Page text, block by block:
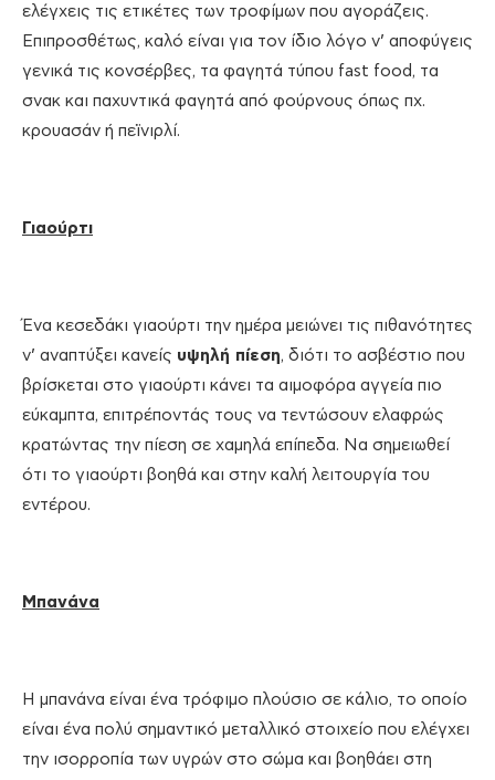
ελέγχεις τις ετικέτες των τροφίμων που αγοράζεις.
Επιπροσθέτως, καλό είναι για τον ίδιο λόγο ν’ αποφύγεις
γενικά τις κονσέρβες, τα φαγητά τύπου fast food, τα
σνακ και παχυντικά φαγητά από φούρνους όπως πχ.
κρουασάν ή πεϊνιρλί.
Γιαούρτι
Ένα κεσεδάκι γιαούρτι την ημέρα μειώνει τις πιθανότητες
ν’ αναπτύξει κανείς υψηλή πίεση, διότι το ασβέστιο που
βρίσκεται στο γιαούρτι κάνει τα αιμοφόρα αγγεία πιο
εύκαμπτα, επιτρέποντάς τους να τεντώσουν ελαφρώς
κρατώντας την πίεση σε χαμηλά επίπεδα. Να σημειωθεί
ότι το γιαούρτι βοηθά και στην καλή λειτουργία του
εντέρου.
Μπανάνα
Η μπανάνα είναι ένα τρόφιμο πλούσιο σε κάλιο, το οποίο
είναι ένα πολύ σημαντικό μεταλλικό στοιχείο που ελέγχει
την ισορροπία των υγρών στο σώμα και βοηθάει στη